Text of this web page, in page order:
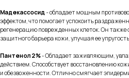
Мадекассосид- обладает мощным
эффектом, что помогает успокоить
регенерацию поврежденных клеток. Он также
защитного барьера кожи, улучшая ее
Пантенол 2%- Обладает заживляющим,
действием. Способствует восстановлению
и обезвоженности. Отлично смягчает